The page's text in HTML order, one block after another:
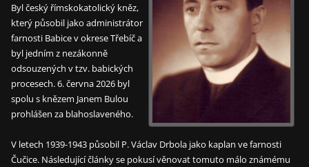
Byl český římskokatolický kněz,
který působil jako administrátor
farnosti Babice v okrese Třebíč a
byl jedním z nezákonně
odsouzených v tzv. babických
procesech. 6. června 2026 byl
spolu s knězem Janem Bulou
prohlášen za blahoslaveného.
V letech 1939-1943 působil P. Václav Drbola jako kaplan ve farnosti
Čučice. Následující články se pokusí věnovat tomuto málo známému